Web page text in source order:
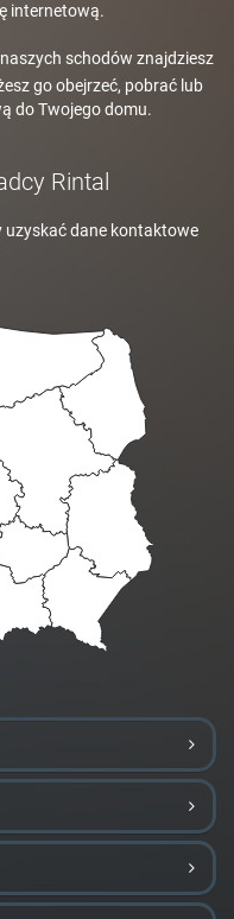
internetową.
schodów znajdziesz
go obejrzeć, pobrać lub
do Twojego domu.
Rintal
dane kontaktowe